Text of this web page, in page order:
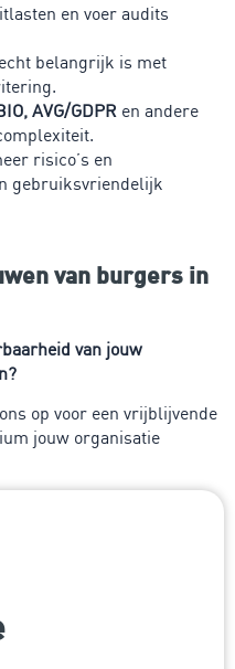
en voer audits
belangrijk is met
AVG/GDPR en andere
risico’s en
gebruiksvriendelijk
van burgers in
van jouw
op voor een vrijblijvende
jouw organisatie